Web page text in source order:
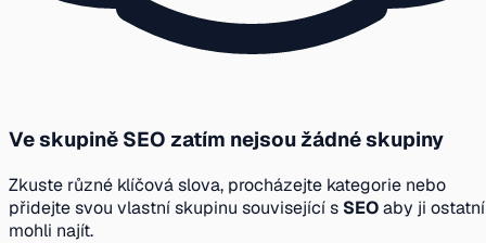
Ve skupině SEO zatím nejsou žádné skupiny
Zkuste různé klíčová slova, procházejte kategorie nebo
přidejte svou vlastní skupinu související s SEOaby ji ostatní
mohli najít.